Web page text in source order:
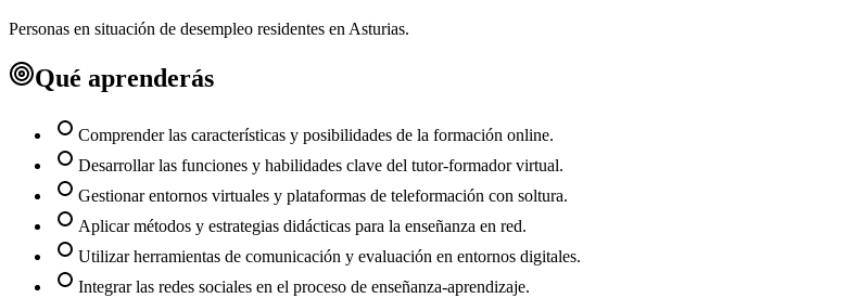
Personas en situación de desempleo residentes en Asturias.
Qué aprenderás
Comprender las características y posibilidades de la formación online.
Desarrollar las funciones y habilidades clave del tutor-formador virtual.
Gestionar entornos virtuales y plataformas de teleformación con soltura.
Aplicar métodos y estrategias didácticas para la enseñanza en red.
Utilizar herramientas de comunicación y evaluación en entornos digitales.
Integrar las redes sociales en el proceso de enseñanza-aprendizaje.